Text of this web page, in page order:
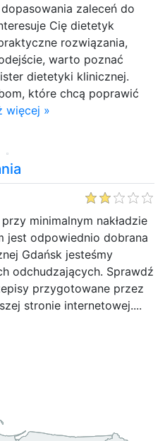
zaleceń do
Cię dietetyk
rozwiązania,
warto poznać
dietetyki klinicznej.
które chcą poprawić
więcej »
minimalnym nakładzie
jest odpowiednio dobrana
Gdańsk jesteśmy
odchudzających. Sprawdź
przygotowane przez
stronie internetowej....